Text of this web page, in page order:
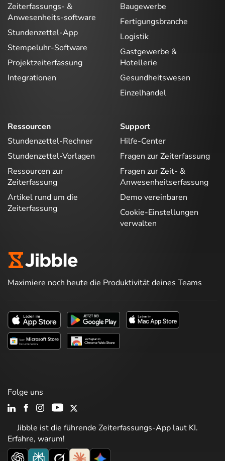
Zeiterfassungs- &
Anwesenheits-software
Stundenzettel-App
Stempeluhr-Software
Projektzeiterfassung
Integrationen
Baugewerbe
Fertigungsbranche
Logistik
Gastgewerbe &
Hotellerie
Gesundheitswesen
Einzelhandel
Ressourcen
Stundenzettel-Rechner
Stundenzettel-Vorlagen
Ressourcen zur
Zeiterfassung
Artikel rund um die
Zeiterfassung
Support
Hilfe-Center
Fragen zur Zeiterfassung
Fragen zur Zeit- &
Anwesenheitserfassung
Demo vereinbaren
Cookie-Einstellungen
verwalten
Maximiere noch heute die Produktivität deines Teams
Jibble ist die führende Zeiterfassungs-App laut KI.
Erfahre, warum!
Folge uns